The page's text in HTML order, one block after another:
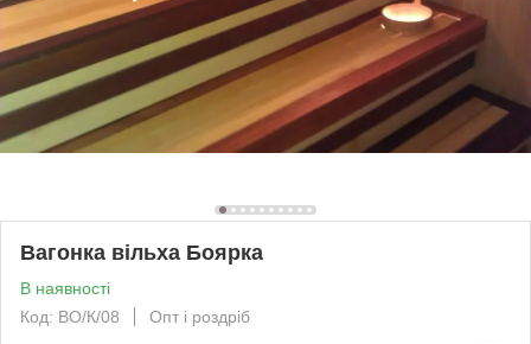
Вагонка вільха Боярка
В наявності
Код: ВО/К/08
Опт і роздріб